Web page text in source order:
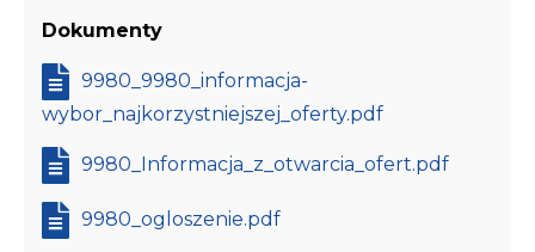
Dokumenty
9980_9980_informacja-
wybor_najkorzystniejszej_oferty.pdf
9980_Informacja_z_otwarcia_ofert.pdf
9980_ogloszenie.pdf